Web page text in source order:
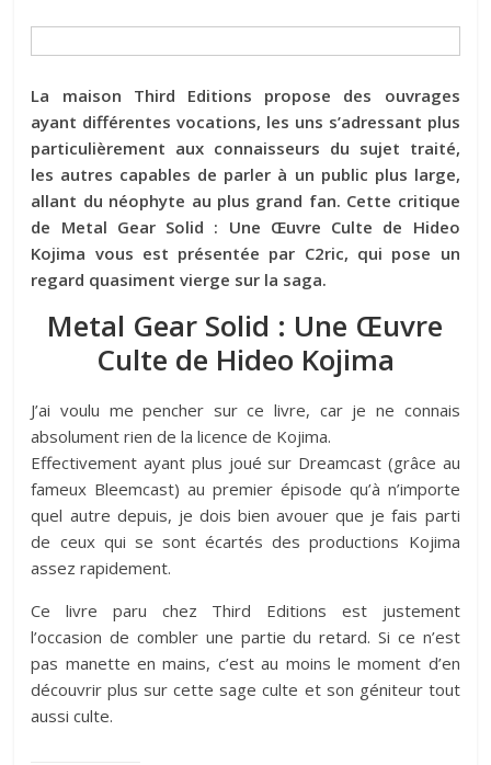
La maison Third Editions propose des ouvrages
ayant différentes vocations, les uns s’adressant plus
particulièrement aux connaisseurs du sujet traité,
les autres capables de parler à un public plus large,
allant du néophyte au plus grand fan. Cette critique
de Metal Gear Solid : Une Œuvre Culte de Hideo
Kojima vous est présentée par C2ric, qui pose un
regard quasiment vierge sur la saga.
Metal Gear Solid : Une Œuvre
Culte de Hideo Kojima
J’ai voulu me pencher sur ce livre, car je ne connais
absolument rien de la licence de Kojima.
Effectivement ayant plus joué sur Dreamcast (grâce au
fameux Bleemcast) au premier épisode qu’à n’importe
quel autre depuis, je dois bien avouer que je fais parti
de ceux qui se sont écartés des productions Kojima
assez rapidement.
Ce livre paru chez Third Editions est justement
l’occasion de combler une partie du retard. Si ce n’est
pas manette en mains, c’est au moins le moment d’en
découvrir plus sur cette sage culte et son géniteur tout
aussi culte.